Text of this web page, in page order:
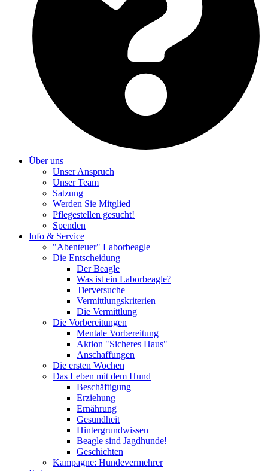
Über uns
Unser Anspruch
Unser Team
Satzung
Werden Sie Mitglied
Pflegestellen gesucht!
Spenden
Info & Service
"Abenteuer" Laborbeagle
Die Entscheidung
Der Beagle
Was ist ein Laborbeagle?
Tierversuche
Vermittlungskriterien
Die Vermittlung
Die Vorbereitungen
Mentale Vorbereitung
Aktion "Sicheres Haus"
Anschaffungen
Die ersten Wochen
Das Leben mit dem Hund
Beschäftigung
Erziehung
Ernährung
Gesundheit
Hintergrundwissen
Beagle sind Jagdhunde!
Geschichten
Kampagne: Hundevermehrer